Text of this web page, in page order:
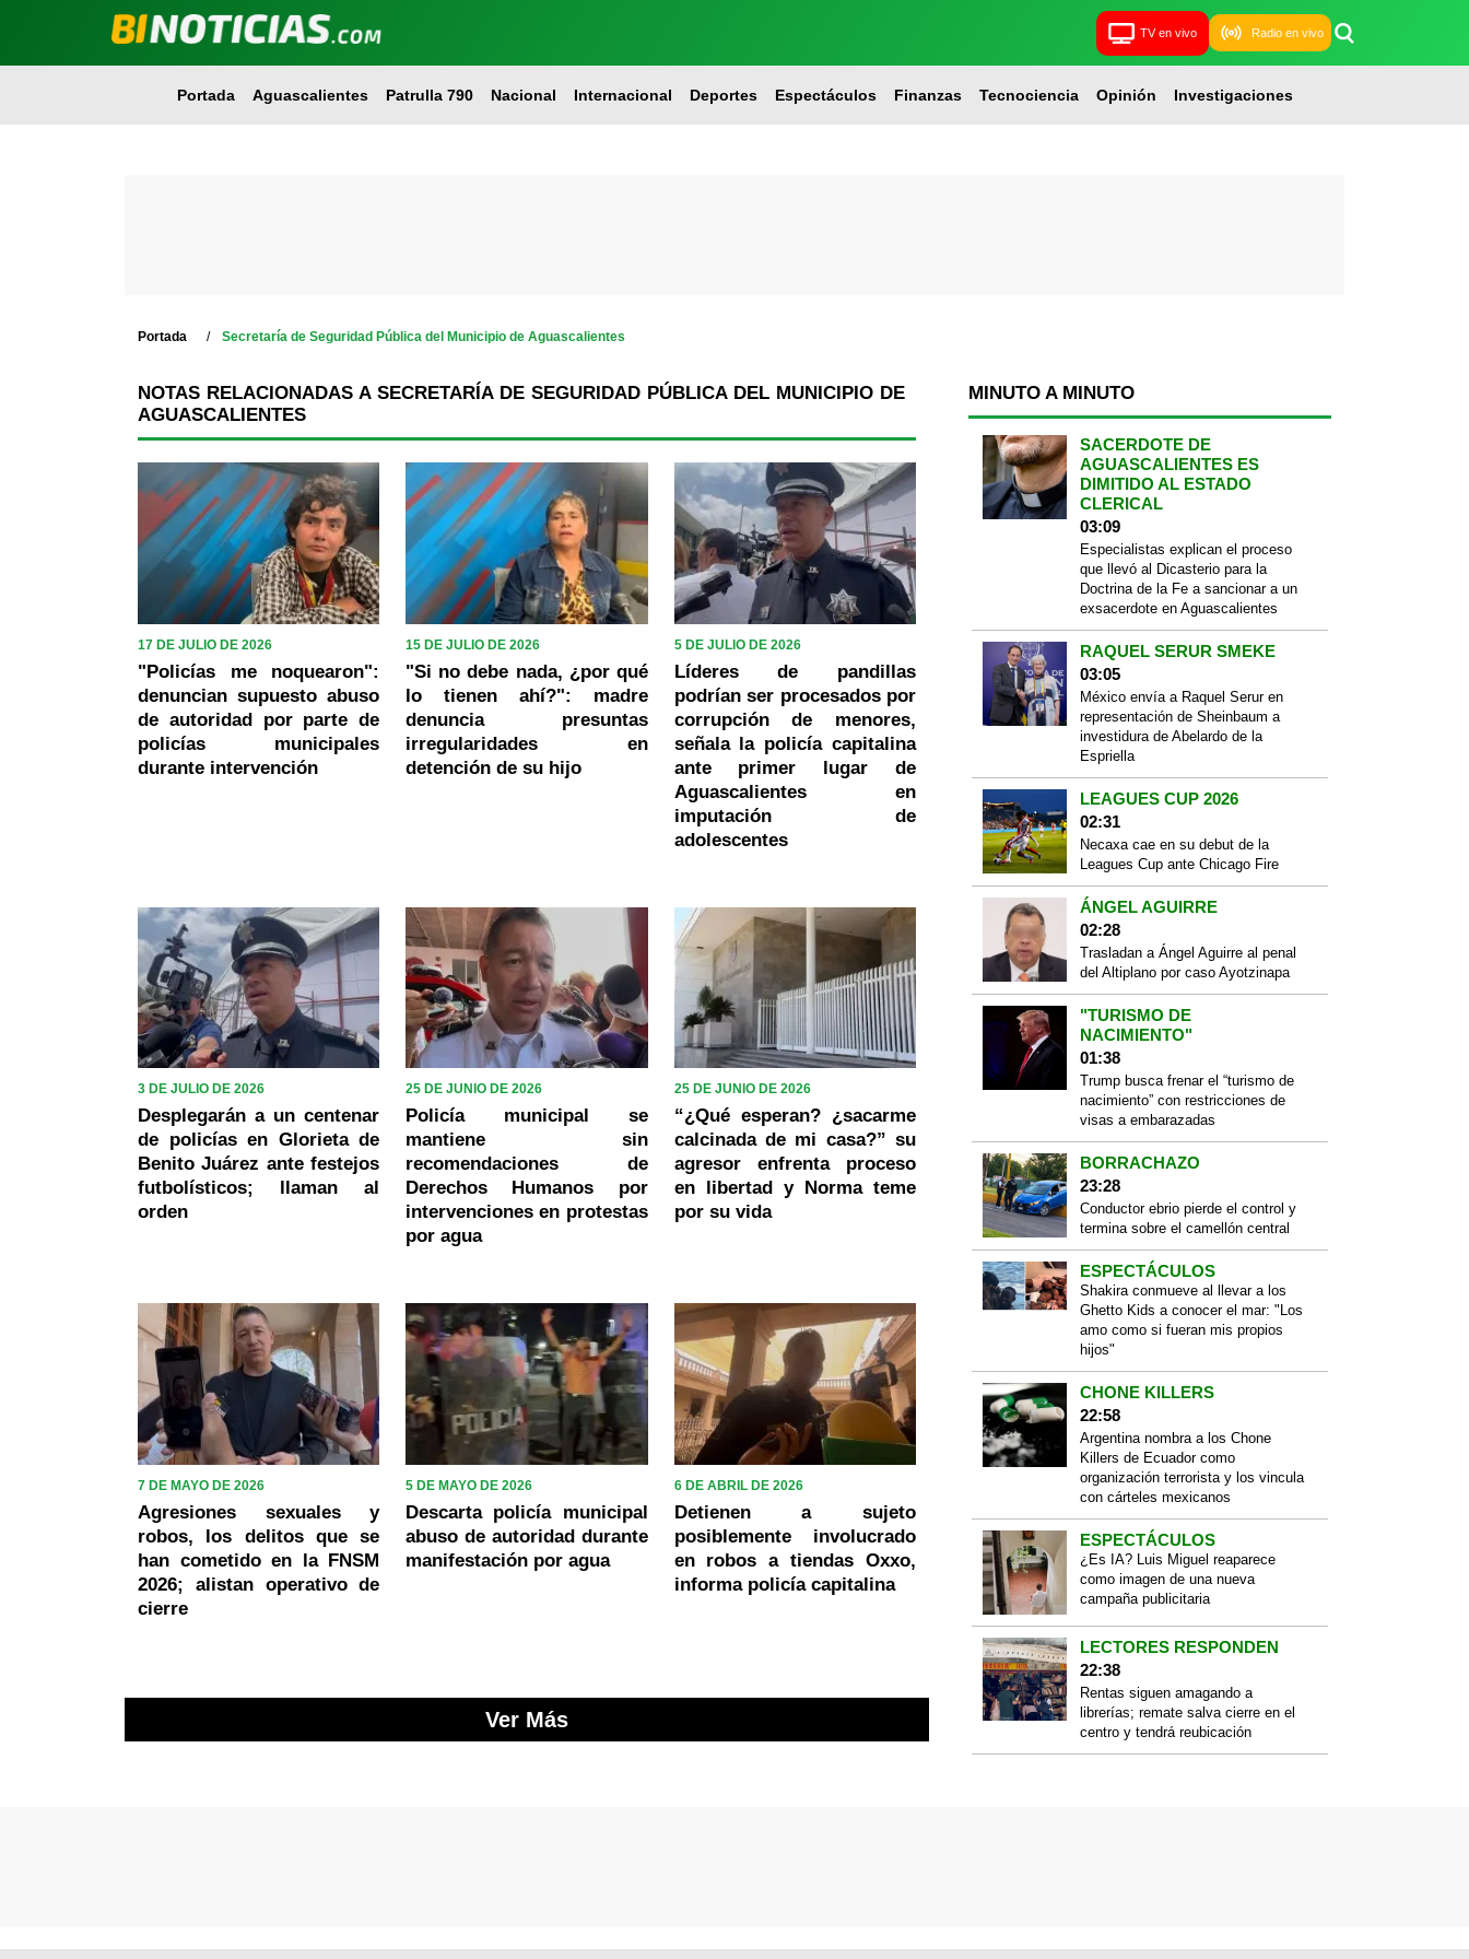
TV en vivo Radio en vivo
Portada Aguascalientes Patrulla 790 Nacional Internacional Deportes Espectáculos Finanzas Tecnociencia Opinión Investigaciones
Portada Secretaría de Seguridad Pública del Municipio de Aguascalientes
NOTAS RELACIONADAS A SECRETARÍA DE SEGURIDAD PÚBLICA DEL MUNICIPIO DE
AGUASCALIENTES
17 DE JULIO DE 2026
"Policías me noquearon":
denuncian supuesto abuso
de autoridad por parte de
policías municipales
durante intervención
15 DE JULIO DE 2026
"Si no debe nada, ¿por qué
lo tienen ahí?": madre
denuncia presuntas
irregularidades en
detención de su hijo
5 DE JULIO DE 2026
Líderes de pandillas
podrían ser procesados por
corrupción de menores,
señala la policía capitalina
ante primer lugar de
Aguascalientes en
imputación de
adolescentes
3 DE JULIO DE 2026
Desplegarán a un centenar
de policías en Glorieta de
Benito Juárez ante festejos
futbolísticos; llaman al
orden
25 DE JUNIO DE 2026
Policía municipal se
mantiene sin
recomendaciones de
Derechos Humanos por
intervenciones en protestas
por agua
25 DE JUNIO DE 2026
“¿Qué esperan? ¿sacarme
calcinada de mi casa?” su
agresor enfrenta proceso
en libertad y Norma teme
por su vida
7 DE MAYO DE 2026
Agresiones sexuales y
robos, los delitos que se
han cometido en la FNSM
2026; alistan operativo de
cierre
5 DE MAYO DE 2026
Descarta policía municipal
abuso de autoridad durante
manifestación por agua
6 DE ABRIL DE 2026
Detienen a sujeto
posiblemente involucrado
en robos a tiendas Oxxo,
informa policía capitalina
Ver Más
MINUTO A MINUTO
SACERDOTE DE
AGUASCALIENTES ES
DIMITIDO AL ESTADO
CLERICAL
03:09
Especialistas explican el proceso
que llevó al Dicasterio para la
Doctrina de la Fe a sancionar a un
exsacerdote en Aguascalientes
RAQUEL SERUR SMEKE
03:05
México envía a Raquel Serur en
representación de Sheinbaum a
investidura de Abelardo de la
Espriella
LEAGUES CUP 2026
02:31
Necaxa cae en su debut de la
Leagues Cup ante Chicago Fire
ÁNGEL AGUIRRE
02:28
Trasladan a Ángel Aguirre al penal
del Altiplano por caso Ayotzinapa
"TURISMO DE
NACIMIENTO"
01:38
Trump busca frenar el “turismo de
nacimiento” con restricciones de
visas a embarazadas
BORRACHAZO
23:28
Conductor ebrio pierde el control y
termina sobre el camellón central
ESPECTÁCULOS
Shakira conmueve al llevar a los
Ghetto Kids a conocer el mar: "Los
amo como si fueran mis propios
hijos"
CHONE KILLERS
22:58
Argentina nombra a los Chone
Killers de Ecuador como
organización terrorista y los vincula
con cárteles mexicanos
ESPECTÁCULOS
¿Es IA? Luis Miguel reaparece
como imagen de una nueva
campaña publicitaria
LECTORES RESPONDEN
22:38
Rentas siguen amagando a
librerías; remate salva cierre en el
centro y tendrá reubicación